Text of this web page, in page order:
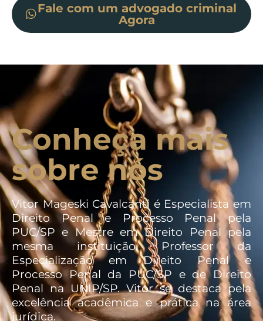
Fale com um advogado criminal
Agora
Conheça mais
sobre nós
Vitor Mageski Cavalcanti é Especialista em
Direito Penal e Processo Penal pela
PUC/SP e Mestre em Direito Penal pela
mesma instituição. Professor da
Especialização em Direito Penal e
Processo Penal da PUC/SP e de Direito
Penal na UNIP/SP. Vitor se destaca pela
excelência acadêmica e prática na área
jurídica.